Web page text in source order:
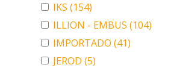
IKS (154)
ILLION - EMBUS (104)
IMPORTADO (41)
JEROD (5)